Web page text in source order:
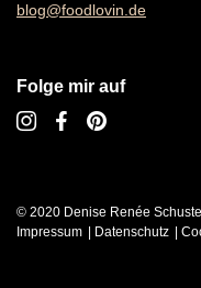
blog@foodlovin.de
Folge mir auf
© 2020 Denise Renée
Impressum
Datenschutz